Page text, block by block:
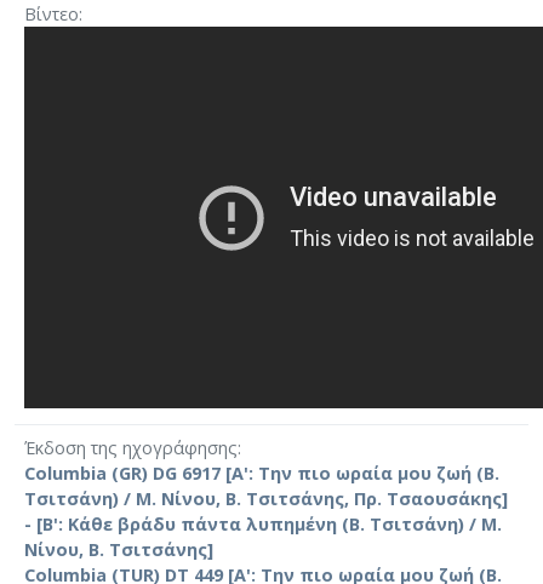
Βίντεο
Έκδοση της ηχογράφησης
Columbia (GR) DG 6917 [Α': Την πιο ωραία μου ζωή (Β.
Τσιτσάνη) / Μ. Νίνου, Β. Τσιτσάνης, Πρ. Τσαουσάκης]
- [Β': Κάθε βράδυ πάντα λυπημένη (Β. Τσιτσάνη) / Μ.
Νίνου, Β. Τσιτσάνης]
Columbia (TUR) DT 449 [Α': Την πιο ωραία μου ζωή (Β.